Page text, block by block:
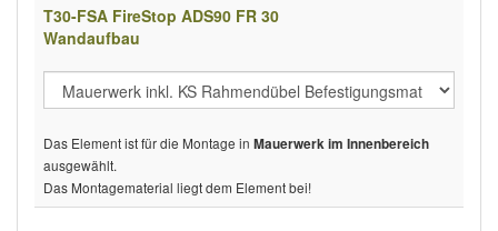
T30-FSA FireStop ADS90 FR 30
Wandaufbau
Das Element ist für die Montage in Mauerwerk im Innenbereich
ausgewählt.
Das Montagematerial liegt dem Element bei!